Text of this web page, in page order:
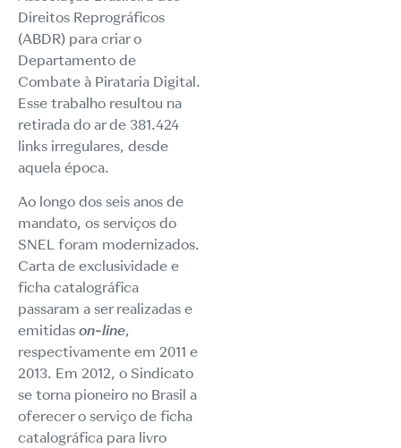
Direitos Reprográficos
(ABDR) para criar o
Departamento de
Combate à Pirataria Digital.
Esse trabalho resultou na
retirada do ar de 381.424
links irregulares, desde
aquela época.
Ao longo dos seis anos de
mandato, os serviços do
SNEL foram modernizados.
Carta de exclusividade e
ficha catalográfica
passaram a ser realizadas e
emitidas on-line,
respectivamente em 2011 e
2013. Em 2012, o Sindicato
se torna pioneiro no Brasil a
oferecer o serviço de ficha
catalográfica para livro